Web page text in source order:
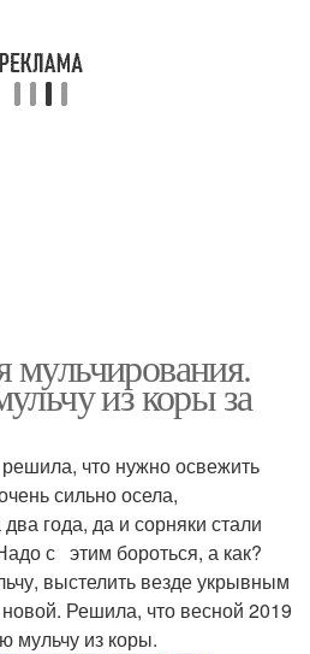
мульчирования.
из коры за
что нужно освежить
сильно осела,
года, да и сорняки стали
с этим бороться, а как?
выстелить везде укрывным
Решила, что весной 2019
мульчу из коры.